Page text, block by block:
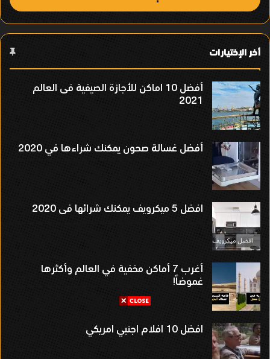
أخر الإختيارات
أفضل 10 اماكن للأجازة الصيفية فى العالم
2021
أفضل غسالة صحون يمكنك شراءها في 2020
افضل 5 ميكرويف يمكنك شرائها فى 2020
أغرب 7 أماكن مخفية في العالم وأكثرها
غموضاً!
افضل 10 افلام اجنبي امريكي